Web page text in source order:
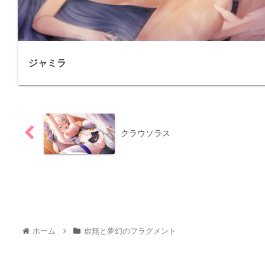
ジャミラ
クラウソラス
ホーム 虚無と夢幻のフラグメント